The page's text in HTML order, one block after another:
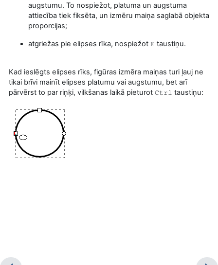
augstumu. To nospiežot, platuma un augstuma
attiecība tiek fiksēta, un izmēru maiņa saglabā objekta
proporcijas;
atgriežas pie elipses rīka, nospiežot E taustiņu.
Kad ieslēgts elipses rīks, figūras izmēra maiņas turi ļauj ne
tikai brīvi mainīt elipses platumu vai augstumu, bet arī
pārvērst to par riņķi, vilkšanas laikā pieturot Ctrl taustiņu: